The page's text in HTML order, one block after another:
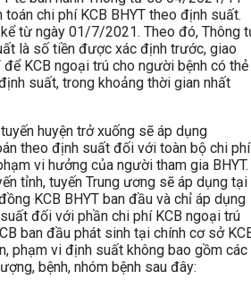
toán chi phí KCB BHYT theo định suất.
từ ngày 01/7/2021. Theo đó, Thông
là số tiền được xác định trước, giao
để KCB ngoại trú cho người bệnh có thẻ
suất, trong khoảng thời gian nhất
huyện trở xuống sẽ áp dụng
theo định suất đối với toàn bộ chi phí
vi hưởng của người tham gia BHYT.
tỉnh, tuyến Trung ương sẽ áp dụng tại
KCB BHYT ban đầu và chỉ áp dụng
đối với phần chi phí KCB ngoại trú
ban đầu phát sinh tại chính cơ sở
phạm vi định suất không bao gồm các
bệnh, nhóm bệnh sau đây: